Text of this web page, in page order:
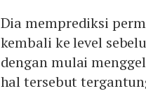
Dia memprediksi
kembali ke level
dengan mulai
hal tersebut